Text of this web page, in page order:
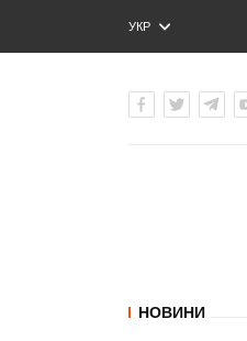
УКР
ENG
НОВИНИ